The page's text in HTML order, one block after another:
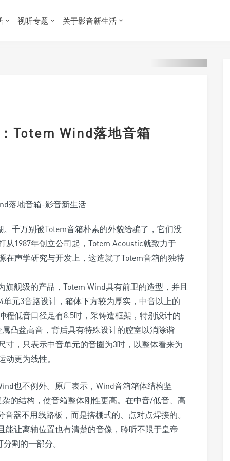
视听专题 关于影音新生活
Totem Wind落地音箱
千万别被Totem音箱朴素的外貌给骗了，它们没
1987年创立公司起，Totem Acoustic就致力于
声学研究与开发上，这造就了Totem音箱的独特
舰级的产品，Totem Wind具有前卫的造型，并且
元3音路设计，箱体下方较为厚实，中音以上的
低音口径足有8.5吋，采铸造框架，特别设计的
凸盆高音，背后具有特殊设计的腔室以消除谐
寸，只表示中音单元的音圈为3吋，以整体看来为
更为线性。
也不例外。原厂表示，Wind音箱箱体结构坚
的结构，使音箱整体刚性更高。在中音/低音、高
器不用线路板，而是搭棚式的、点对点焊接的。
能让离轴位置也有清楚的音像，聆听不限于皇帝
割的一部分。